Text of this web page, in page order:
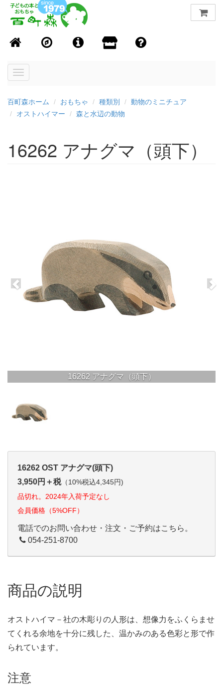
Toggle
百町森ホーム おもちゃ 種類別
動物のミニチュア
オストハイマー
森と水辺の動物
16262 アナグマ（頭下）
16262 アナグマ（頭下）
16262 OST アナグマ(頭下)
3,950円＋税（10%税込4,345円)
品切れ。2024年入荷予定なし
会員価格（5%OFF）
電話でのお問い合わせ・注文・ご予約はこちら。
054-251-8700
商品の説明
オストハイマ－社の木彫りの人形は、想像力をふくらませ
てくれる余地を十分に残した、温かみのある色彩と形で作
られています。
注意